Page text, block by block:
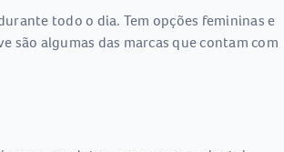
todo o dia. Tem opções femininas e
são algumas das marcas que contam com